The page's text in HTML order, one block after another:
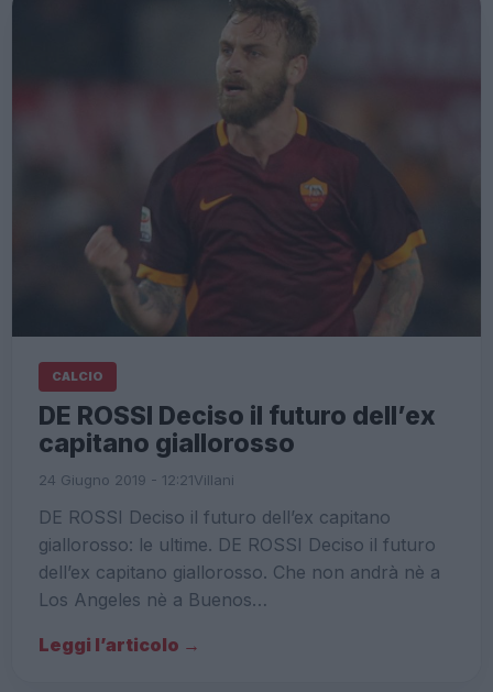
CALCIO
DE ROSSI Deciso il futuro dell’ex
capitano giallorosso
24 Giugno 2019 - 12:21Villani
DE ROSSI Deciso il futuro dell’ex capitano
giallorosso: le ultime. DE ROSSI Deciso il futuro
dell’ex capitano giallorosso. Che non andrà nè a
Los Angeles nè a Buenos…
Leggi l’articolo →